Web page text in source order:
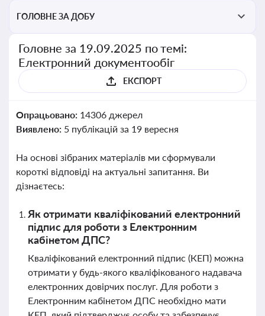
ГОЛОВНЕ ЗА ДОБУ
Головне за 19.09.2025 по темі:
Електронний документообіг
ЕКСПОРТ
Опрацьовано: 14306 джерел
Виявлено: 5 публікацій за 19 вересня
На основі зібраних матеріалів ми сформували
короткі відповіді на актуальні запитання. Ви
дізнаєтесь:
Як отримати кваліфікований електронний
підпис для роботи з Електронним
кабінетом ДПС?
Кваліфікований електронний підпис (КЕП) можна
отримати у будь-якого кваліфікованого надавача
електронних довірчих послуг. Для роботи з
Електронним кабінетом ДПС необхідно мати